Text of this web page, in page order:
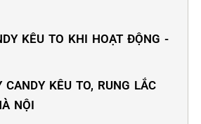
KÊU TO KHI HOẠT ĐỘNG -
KÊU TO, RUNG LẮC
NỘI